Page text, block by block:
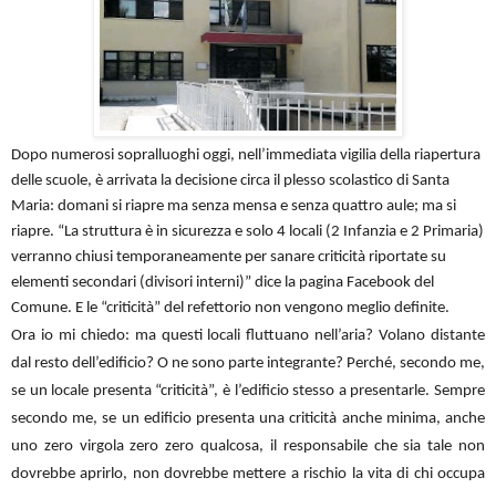
Dopo numerosi sopralluoghi oggi, nell’immediata vigilia della riapertura
delle scuole, è arrivata la decisione circa il plesso scolastico di Santa
Maria: domani si riapre ma senza mensa e senza quattro aule; ma si
riapre. “La struttura è in sicurezza e solo 4 locali (2 Infanzia e 2 Primaria)
verranno chiusi temporaneamente per sanare criticità riportate su
elementi secondari (divisori interni)” dice la pagina Facebook del
Comune. E le “criticità” del refettorio non vengono meglio definite.
Ora io mi chiedo: ma questi locali fluttuano nell’aria? Volano distante
dal resto dell’edificio? O ne sono parte integrante? Perché, secondo me,
se un locale presenta “criticità”, è l’edificio stesso a presentarle. Sempre
secondo me, se un edificio presenta una criticità anche minima, anche
uno zero virgola zero zero qualcosa, il responsabile che sia tale non
dovrebbe aprirlo, non dovrebbe mettere a rischio la vita di chi occupa